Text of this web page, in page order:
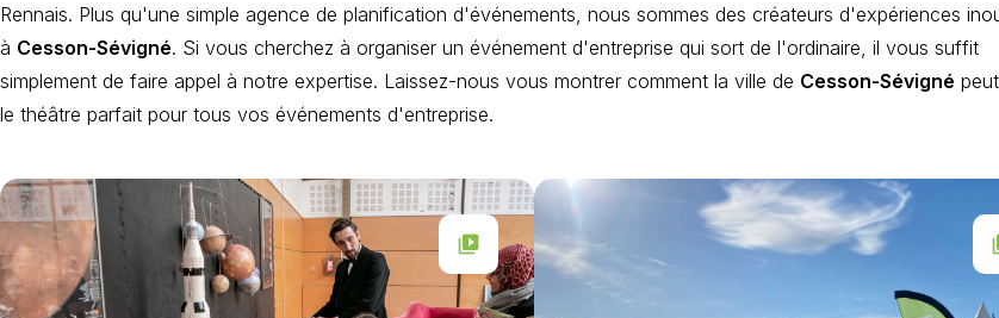
Rennais. Plus qu'une simple agence de planification d'événements, nous sommes des créateurs d'expériences
à Cesson-Sévigné. Si vous cherchez à organiser un événement d'entreprise qui sort de l'ordinaire, il vous suffit
simplement de faire appel à notre expertise. Laissez-nous vous montrer comment la ville de Cesson-Sévigné
le théâtre parfait pour tous vos événements d'entreprise.
video_library